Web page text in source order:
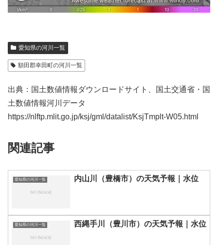
愛知県の河川一覧
額田郡幸田町の河川一覧
出典：国土数値情報ダウンロードサイト、国土交通省・国
土数値情報河川データ
https://nlftp.mlit.go.jp/ksj/gml/datalist/KsjTmplt-W05.html
関連記事
愛知県の河川一覧 内山川（豊橋市）の天気予報｜水位
愛知県の河川一覧 西縄手川（豊川市）の天気予報｜水位